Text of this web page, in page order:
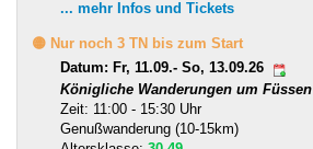
... mehr Infos und Tickets
🟡 Nur noch 3 TN bis zum Start
Datum: Fr, 11.09.- So, 13.09.26
Königliche Wanderungen um Füssen
Zeit: 11:00 - 15:30 Uhr
Genußwanderung (10-15km)